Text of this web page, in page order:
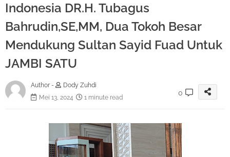
Indonesia DR.H. Tubagus
Bahrudin,SE,MM, Dua Tokoh Besar
Mendukung Sultan Sayid Fuad Untuk
JAMBI SATU
Author -
Dody Zuhdi
Mei 13, 2024
1 minute read
0